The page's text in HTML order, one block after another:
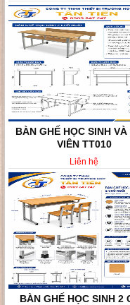
BÀN GHẾ HỌC SINH VÀ
VIÊN TT010
Liên hệ
BÀN GHẾ HỌC SINH 2